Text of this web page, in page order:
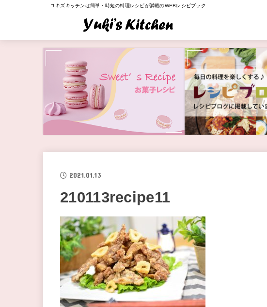
ユキズキッチンは簡単・時短の料理レシピが満載のWEBレシピブック
2021.01.13
210113recipe11